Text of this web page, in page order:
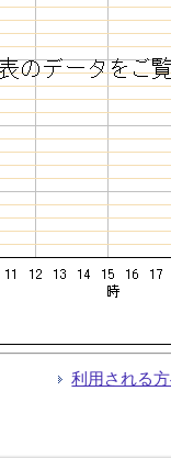
利用される